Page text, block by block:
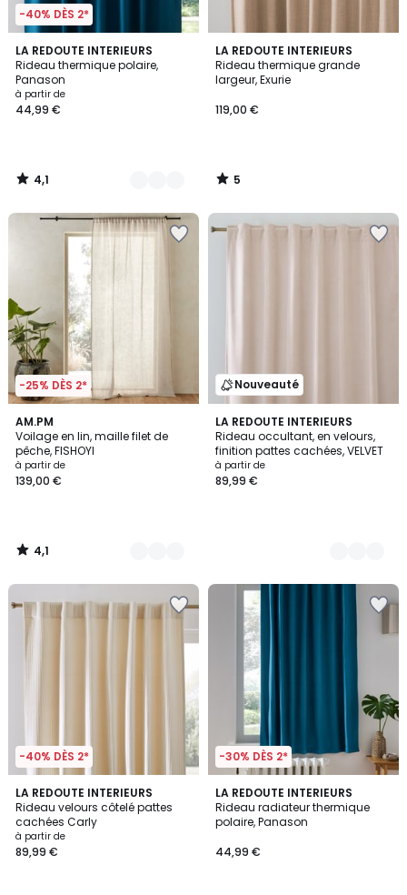
-40% DÈS 2*
LA REDOUTE INTERIEURS
Rideau thermique polaire,
Panason
à partir de
44,99 €
4,1
/ 5
6
Couleurs
4,1
/
LA REDOUTE INTERIEURS
Rideau thermique grande
largeur, Exurie
119,00 €
5
/
5
5
/
-25% DÈS 2*
AM.PM
Voilage en lin, maille filet de
pêche, FISHOYI
à partir de
139,00 €
4,1
/ 5
4
Couleurs
4,1
/
Nouveauté
LA REDOUTE INTERIEURS
Rideau occultant, en velours,
finition pattes cachées, VELVET
à partir de
89,99 €
4
Couleurs
-40% DÈS 2*
LA REDOUTE INTERIEURS
Rideau velours côtelé pattes
cachées Carly
à partir de
89,99 €
4,8
/ 5
5
Couleurs
-30% DÈS 2*
LA REDOUTE INTERIEURS
Rideau radiateur thermique
polaire, Panason
44,99 €
4,8
/ 5
6
Couleurs